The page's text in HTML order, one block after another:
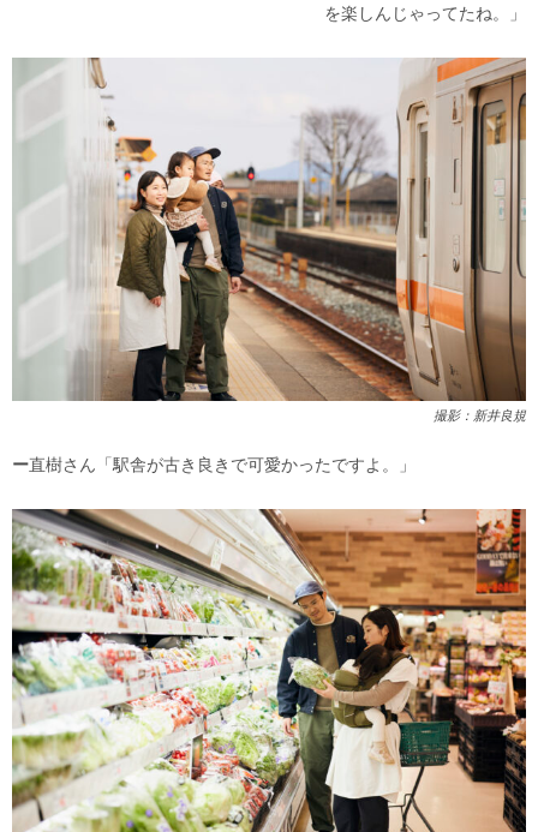
を楽しんじゃってたね。」
撮影：新井良規
ー直樹さん「駅舎が古き良きで可愛かったですよ。」